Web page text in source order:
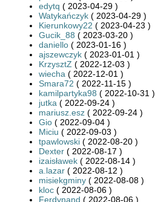
edytq ( 2023-04-29 )
Watykańczyk ( 2023-04-29 )
Kierunkowy22 ( 2023-04-23 )
Gucik_88 ( 2023-03-20 )
daniello ( 2023-01-16 )
ajszewczyk ( 2023-01-01 )
KrzysztZ ( 2022-12-03 )
wiecha ( 2022-12-01 )
Smara72 ( 2022-11-15 )
kamilpartyka98 ( 2022-10-31 )
jutka ( 2022-09-24 )
mariusz.esz ( 2022-09-24 )
Gio ( 2022-09-04 )
Miciu ( 2022-09-03 )
tpawlowski ( 2022-08-20 )
Dexter ( 2022-08-17 )
izaisławek ( 2022-08-14 )
a.lazar ( 2022-08-12 )
misiekgminy ( 2022-08-08 )
kloc ( 2022-08-06 )
Ferdynand ( 2022-08-06 )